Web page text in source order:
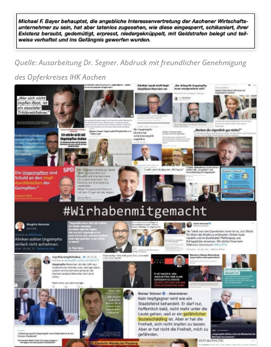
Quelle: Ausarbeitung Dr. Segner. Abdruck mit freundlicher Genehmigung
des Opferkreises IHK Aachen